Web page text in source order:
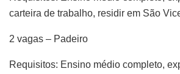
carteira de trabalho, residir em São
2 vagas – Padeiro
Requisitos: Ensino médio completo,